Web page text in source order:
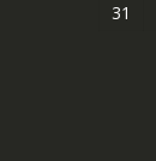
31